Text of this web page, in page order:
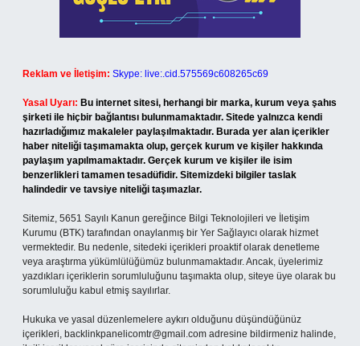
Reklam ve İletişim: Skype: live:.cid.575569c608265c69
Yasal Uyarı: Bu internet sitesi, herhangi bir marka, kurum veya şahıs
şirketi ile hiçbir bağlantısı bulunmamaktadır. Sitede yalnızca kendi
hazırladığımız makaleler paylaşılmaktadır. Burada yer alan içerikler
haber niteliği taşımamakta olup, gerçek kurum ve kişiler hakkında
paylaşım yapılmamaktadır. Gerçek kurum ve kişiler ile isim
benzerlikleri tamamen tesadüfidir. Sitemizdeki bilgiler taslak
halindedir ve tavsiye niteliği taşımazlar.
Sitemiz, 5651 Sayılı Kanun gereğince Bilgi Teknolojileri ve İletişim
Kurumu (BTK) tarafından onaylanmış bir Yer Sağlayıcı olarak hizmet
vermektedir. Bu nedenle, sitedeki içerikleri proaktif olarak denetleme
veya araştırma yükümlülüğümüz bulunmamaktadır. Ancak, üyelerimiz
yazdıkları içeriklerin sorumluluğunu taşımakta olup, siteye üye olarak bu
sorumluluğu kabul etmiş sayılırlar.
Hukuka ve yasal düzenlemelere aykırı olduğunu düşündüğünüz
içerikleri, backlinkpanelicomtr@gmail.com adresine bildirmeniz halinde,